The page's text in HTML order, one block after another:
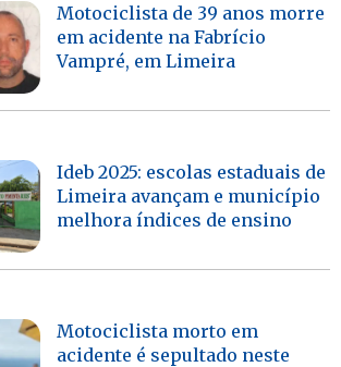
Motociclista de 39 anos morre
em acidente na Fabrício
Vampré, em Limeira
Ideb 2025: escolas estaduais de
Limeira avançam e município
melhora índices de ensino
Motociclista morto em
acidente é sepultado neste